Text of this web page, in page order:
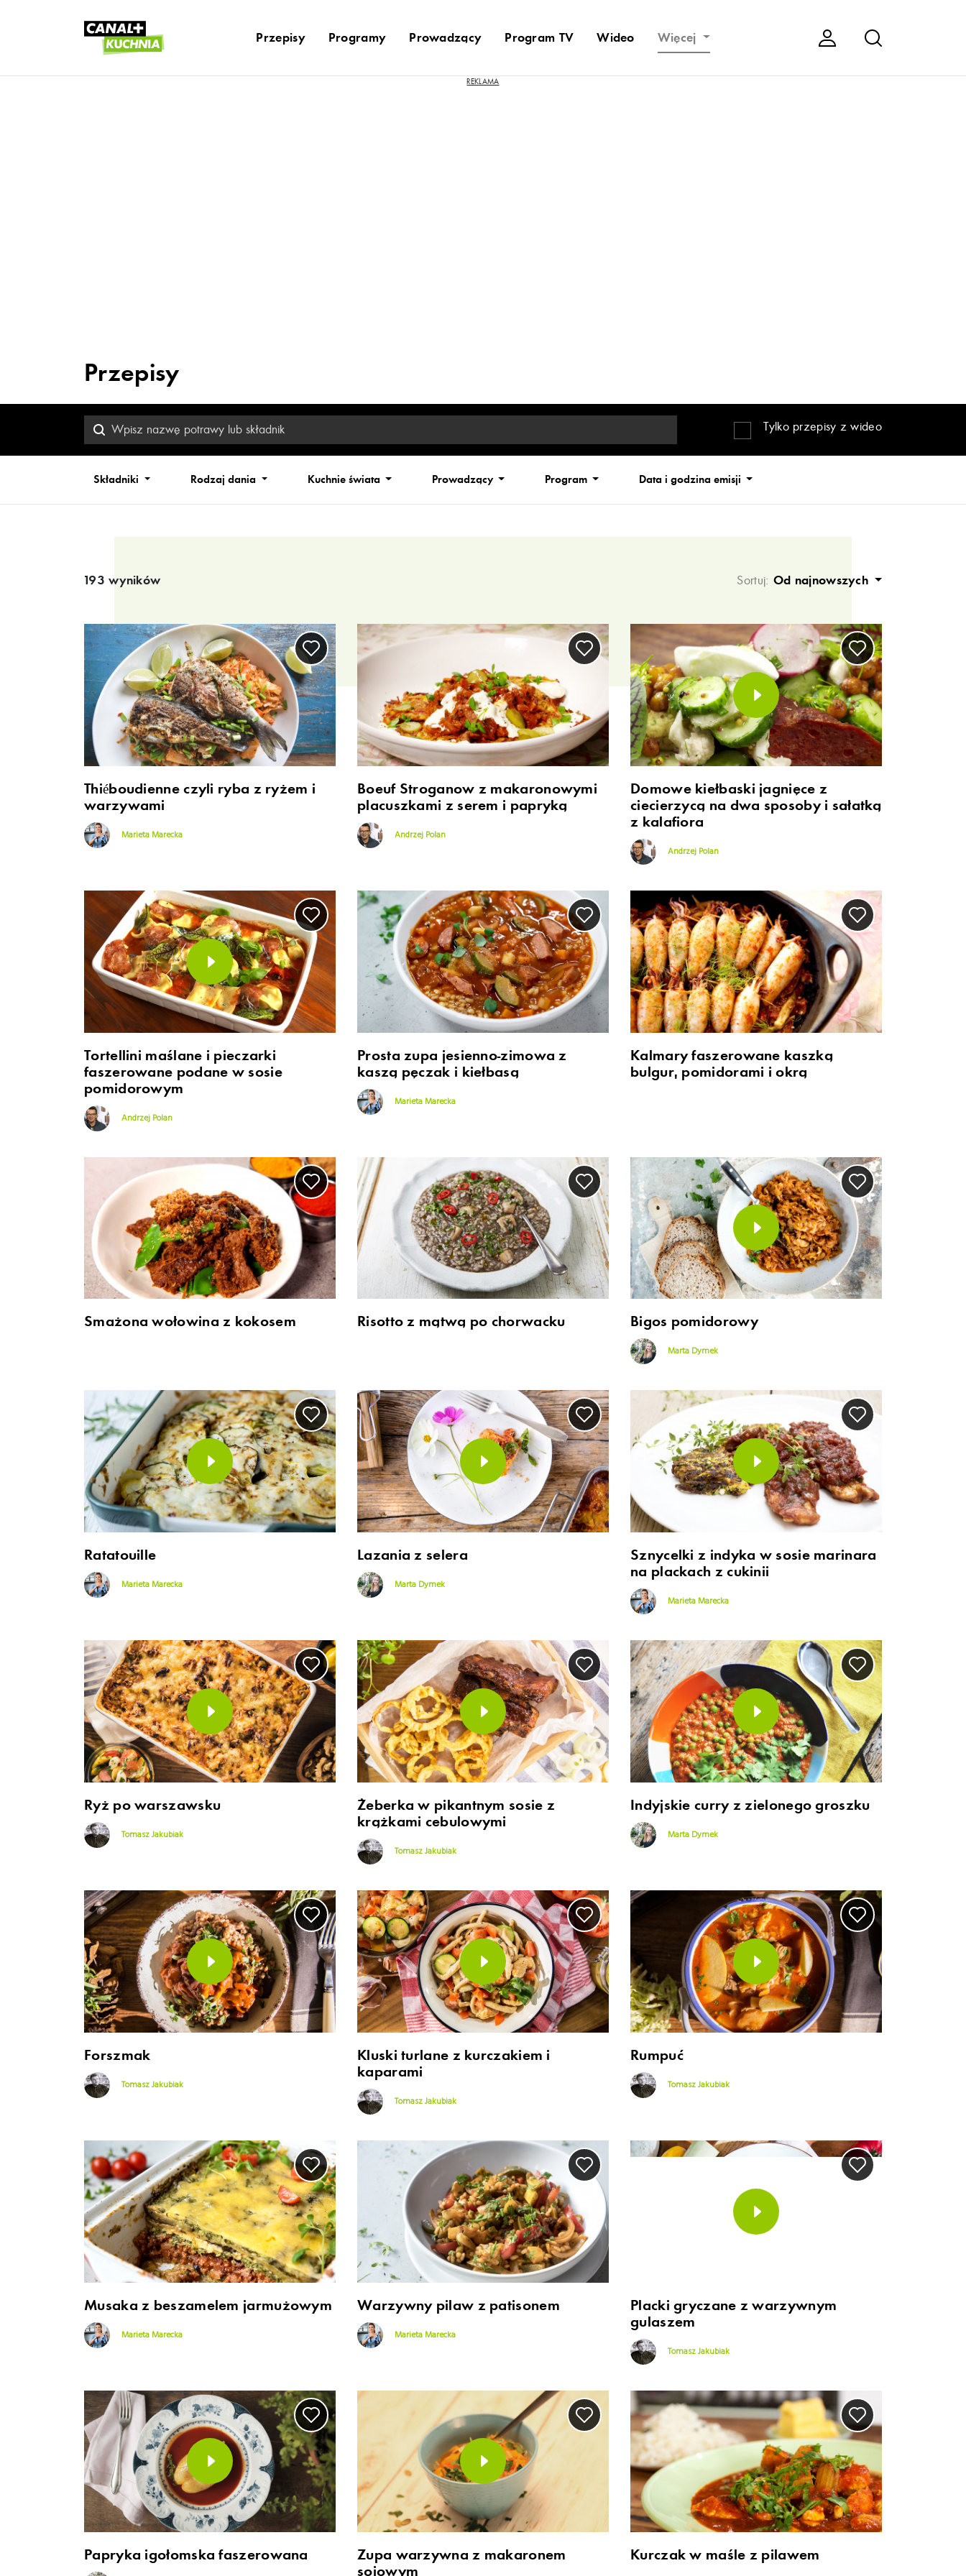
Przepisy Programy Prowadzący Program TV Wideo Więcej
Przepisy
Tylko przepisy z wideo
Składniki Rodzaj dania Kuchnie świata Prowadzący Program Data i godzina emisji
193 wyników Sortuj: Od najnowszych
Wyniki wyszukiwania
Thiéboudienne czyli ryba z ryżem i
warzywami
Marieta Marecka
Boeuf Stroganow z makaronowymi
placuszkami z serem i papryką
Andrzej Polan
Domowe kiełbaski jagnięce z
ciecierzycą na dwa sposoby i sałatką
z kalafiora
Andrzej Polan
Tortellini maślane i pieczarki
faszerowane podane w sosie
pomidorowym
Andrzej Polan
Prosta zupa jesienno-zimowa z
kaszą pęczak i kiełbasą
Marieta Marecka
Kalmary faszerowane kaszką
bulgur, pomidorami i okrą
Smażona wołowina z kokosem Risotto z mątwą po chorwacku Bigos pomidorowy
Marta Dymek
Ratatouille
Marieta Marecka
Lazania z selera
Marta Dymek
Sznycelki z indyka w sosie marinara
na plackach z cukinii
Marieta Marecka
Ryż po warszawsku
Tomasz Jakubiak
Żeberka w pikantnym sosie z
krążkami cebulowymi
Tomasz Jakubiak
Indyjskie curry z zielonego groszku
Marta Dymek
Forszmak
Tomasz Jakubiak
Kluski turlane z kurczakiem i
kaparami
Tomasz Jakubiak
Rumpuć
Tomasz Jakubiak
Musaka z beszamelem jarmużowym
Marieta Marecka
Warzywny pilaw z patisonem
Marieta Marecka
Placki gryczane z warzywnym
gulaszem
Tomasz Jakubiak
Papryka igołomska faszerowana
Zupa warzywna z makaronem
sojowym
Kurczak w maśle z pilawem